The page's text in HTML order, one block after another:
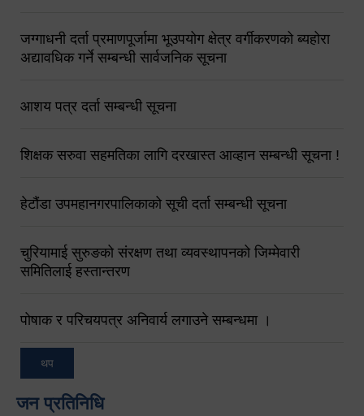
जग्गाधनी दर्ता प्रमाणपूर्जामा भूउपयोग क्षेत्र वर्गीकरणको ब्यहोरा
अद्यावधिक गर्ने सम्बन्धी सार्वजनिक सूचना
आशय पत्र दर्ता सम्बन्धी सूचना
शिक्षक सरुवा सहमतिका लागि दरखास्त आव्हान सम्बन्धी सूचना !
हेटौंडा उपमहानगरपालिकाको सूची दर्ता सम्बन्धी सूचना
चुरियामाई सुरुङको संरक्षण तथा व्यवस्थापनको जिम्मेवारी
समितिलाई हस्तान्तरण
पोषाक र परिचयपत्र अनिवार्य लगाउने सम्बन्धमा ।
थप
जन प्रतिनिधि